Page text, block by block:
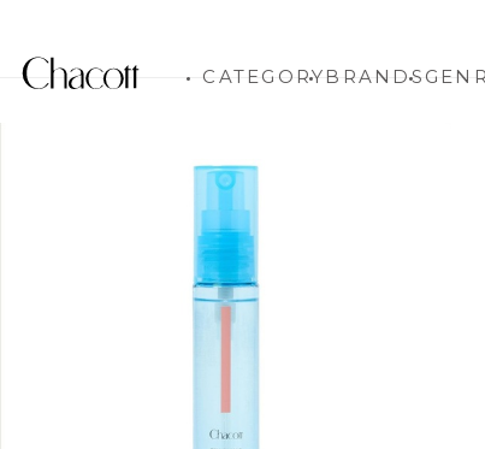
CATEGORYBRANDS